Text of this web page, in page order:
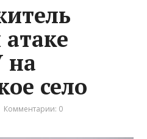
на
село
Комментарии: 0